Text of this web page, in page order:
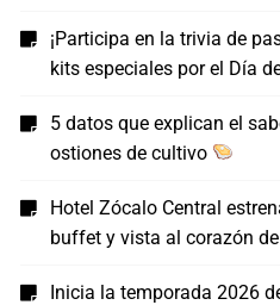
¡Participa en la trivia de
kits especiales por el Día
5 datos que explican el
ostiones de cultivo
Hotel Zócalo Central
buffet y vista al corazón
Inicia la temporada 2026